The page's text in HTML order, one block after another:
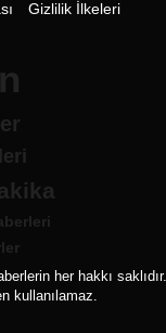
Gizlilik İlkeleri
her hakkı saklıdır.
kullanılamaz.